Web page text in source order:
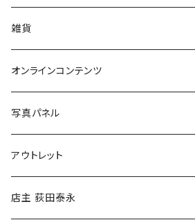
美術
POLEWARDS
Tシャツ
雑貨
バッグ
ブックカバー
マグカップ
傘
オンラインコンテンツ
冒険クロストーク
写真パネル
アウトレット
店主 荻田泰永